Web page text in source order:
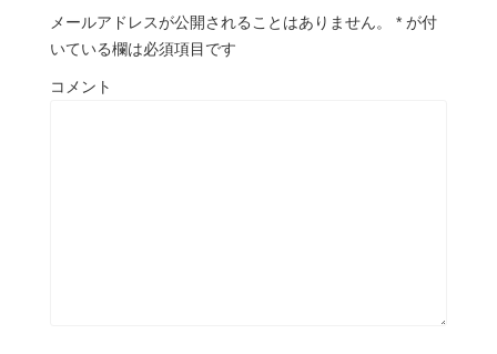
メールアドレスが公開されることはありません。 * が付
いている欄は必須項目です
コメント